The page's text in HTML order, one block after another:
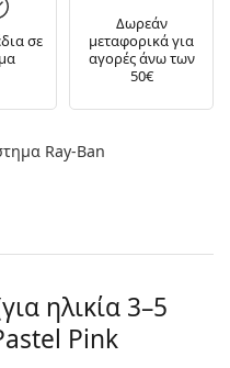
σε
Δωρεάν
μεταφορικά για
αγορές άνω των
50€
Ray-Ban
ηλικία 3–5
Pink